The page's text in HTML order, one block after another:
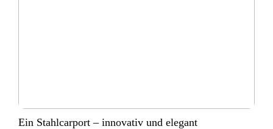
Ein Stahlcarport – innovativ und elegant